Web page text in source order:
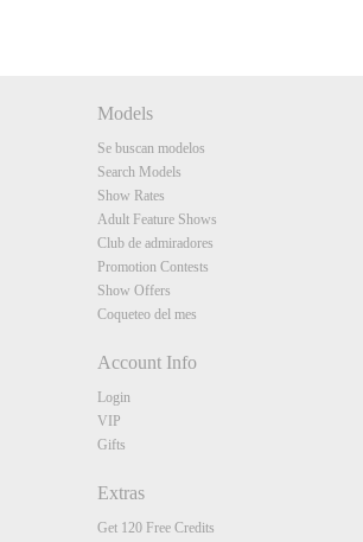
Models
Se buscan modelos
Search Models
Show Rates
Adult Feature Shows
Club de admiradores
Promotion Contests
Show Offers
Coqueteo del mes
Account Info
Login
VIP
Gifts
Extras
Get 120 Free Credits